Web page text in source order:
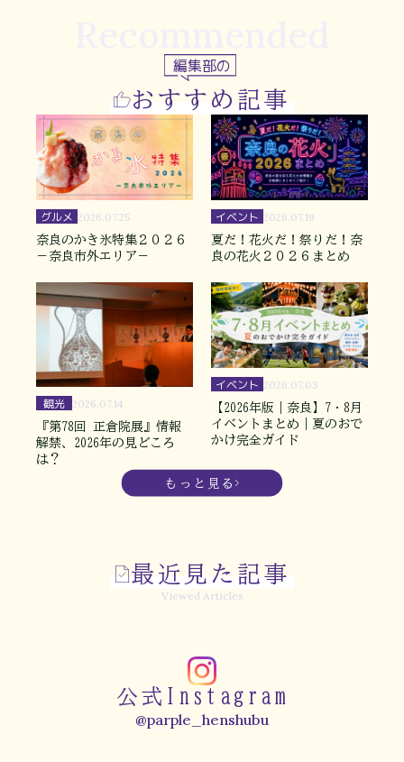
編集部の
おすすめ記事
グルメ 2026.07.25
奈良のかき氷特集２０２６
－奈良市外エリア－
イベント 2026.07.19
夏だ！花火だ！祭りだ！奈
良の花火２０２６まとめ
観光 2026.07.14
『第78回 正倉院展』情報
解禁、2026年の見どころ
は？
イベント 2026.07.03
【2026年版｜奈良】7・8月
イベントまとめ｜夏のおで
かけ完全ガイド
もっと見る
最近見た記事
Viewed Articles
公式Instagram
@parple_henshubu